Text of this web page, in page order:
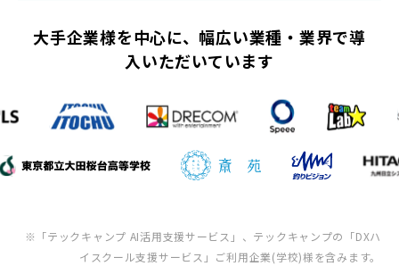
大手企業様を中心に、幅広い業種・業界で導
入いただいています
※「テックキャンプ AI活用支援サービス」、テックキャンプの「DXハ
イスクール支援サービス」ご利用企業(学校)様を含みます。